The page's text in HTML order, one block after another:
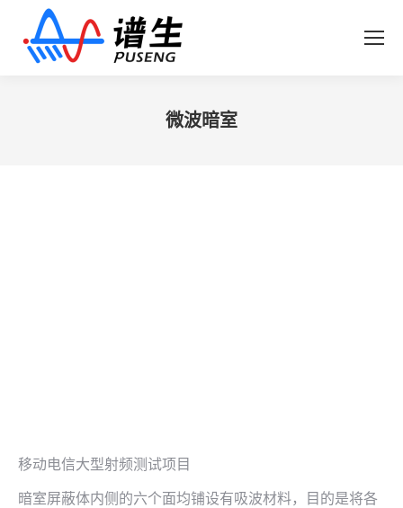
微波暗室
移动电信大型射频测试项目
暗室屏蔽体内侧的六个面均铺设有吸波材料，目的是将各